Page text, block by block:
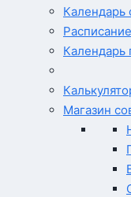
Календарь
Календарь
Магазин